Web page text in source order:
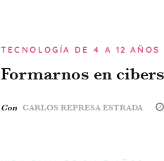
TECNOLOGÍA DE 4 A 12 AÑOS
Formarnos en
Con CARLOS REPRESA ESTRADA